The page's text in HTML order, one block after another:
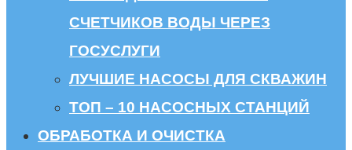
СЧЕТЧИКОВ ВОДЫ ЧЕРЕЗ
ГОСУСЛУГИ
ЛУЧШИЕ НАСОСЫ ДЛЯ СКВАЖИН
ТОП – 10 НАСОСНЫХ СТАНЦИЙ
ОБРАБОТКА И ОЧИСТКА